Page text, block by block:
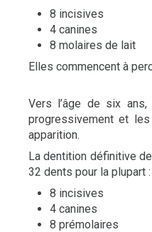
8 incisives
4 canines
8 molaires de lait
Elles commencent à
Vers l’âge de six
progressivement et
apparition.
La dentition définitive
32 dents pour la plupart :
8 incisives
4 canines
8 prémolaires